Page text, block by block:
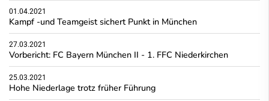
01.04.2021
Kampf -und Teamgeist sichert Punkt in München
27.03.2021
Vorbericht: FC Bayern München II - 1. FFC Niederkirchen
25.03.2021
Hohe Niederlage trotz früher Führung